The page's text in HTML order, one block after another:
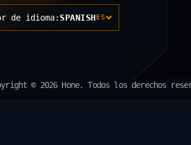
de idioma: SPANISH ES
© 2026 Hone. Todos los derechos